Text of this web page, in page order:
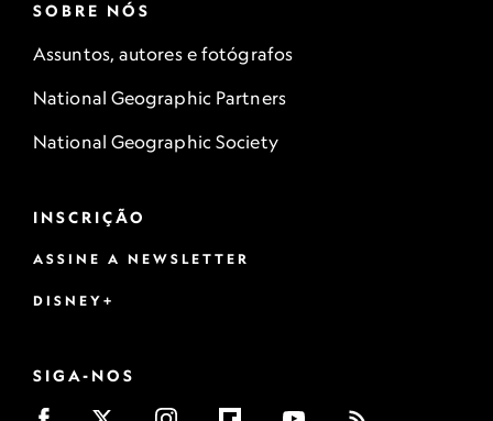
SOBRE NÓS
Assuntos, autores e fotógrafos
National Geographic Partners
National Geographic Society
INSCRIÇÃO
ASSINE A NEWSLETTER
DISNEY+
SIGA-NOS